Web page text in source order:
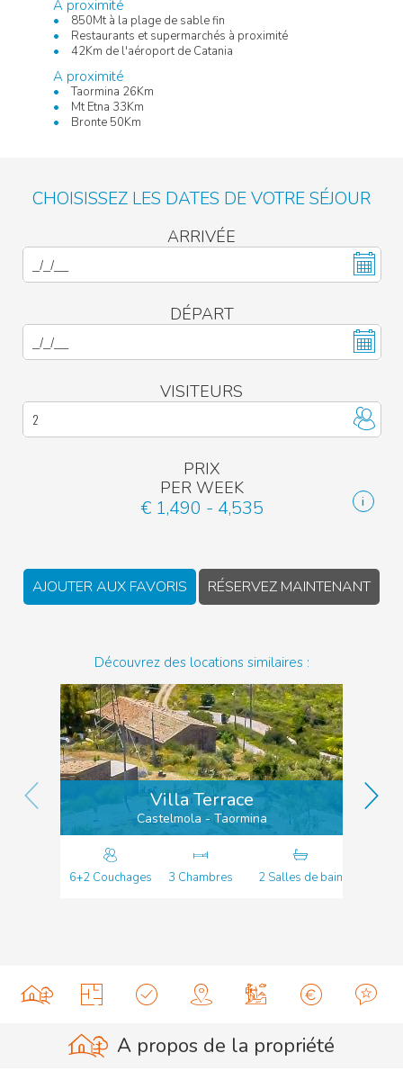
A proximité
850Mt à la plage de sable fin
Restaurants et supermarchés à proximité
42Km de l'aéroport de Catania
A proximité
Taormina 26Km
Mt Etna 33Km
Bronte 50Km
CHOISISSEZ LES DATES DE VOTRE SÉJOUR
ARRIVÉE
DÉPART
VISITEURS
PRIX
PER WEEK
€ 1,490 - 4,535
AJOUTER AUX FAVORIS RÉSERVEZ MAINTENANT
Découvrez des locations similaires :
Villa Terrace
Castelmola - Taormina
6+2 Couchages 3 Chambres 2 Salles de bain
A propos de la propriété